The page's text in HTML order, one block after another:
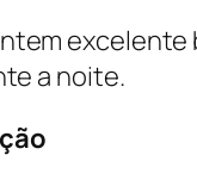
a noite.